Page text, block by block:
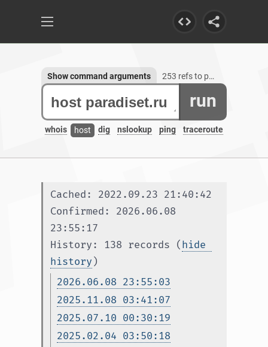
run
whois host dig nslookup ping traceroute
Show command arguments 253 refs to paradiset.ru
Cached: 2022.09.23 21:40:42
Confirmed: 2026.06.08
23:55:17
History: 138 records (hide
history )
2026.06.08 23:55:03
2025.11.08 03:41:07
2025.07.10 00:30:19
2025.02.04 03:50:18